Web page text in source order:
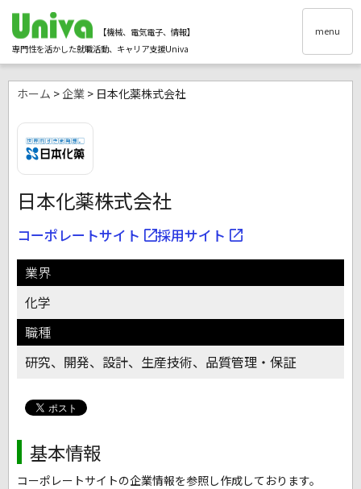
【機械、電気電子、情報】
専門性を活かした就職活動、キャリア支援Univa
menu
ホーム > 企業 > 日本化薬株式会社
日本化薬株式会社
コーポレートサイト 採用サイト
業界
化学
職種
研究、開発、設計、生産技術、品質管理・保証
基本情報
コーポレートサイトの企業情報を参照し作成しております。